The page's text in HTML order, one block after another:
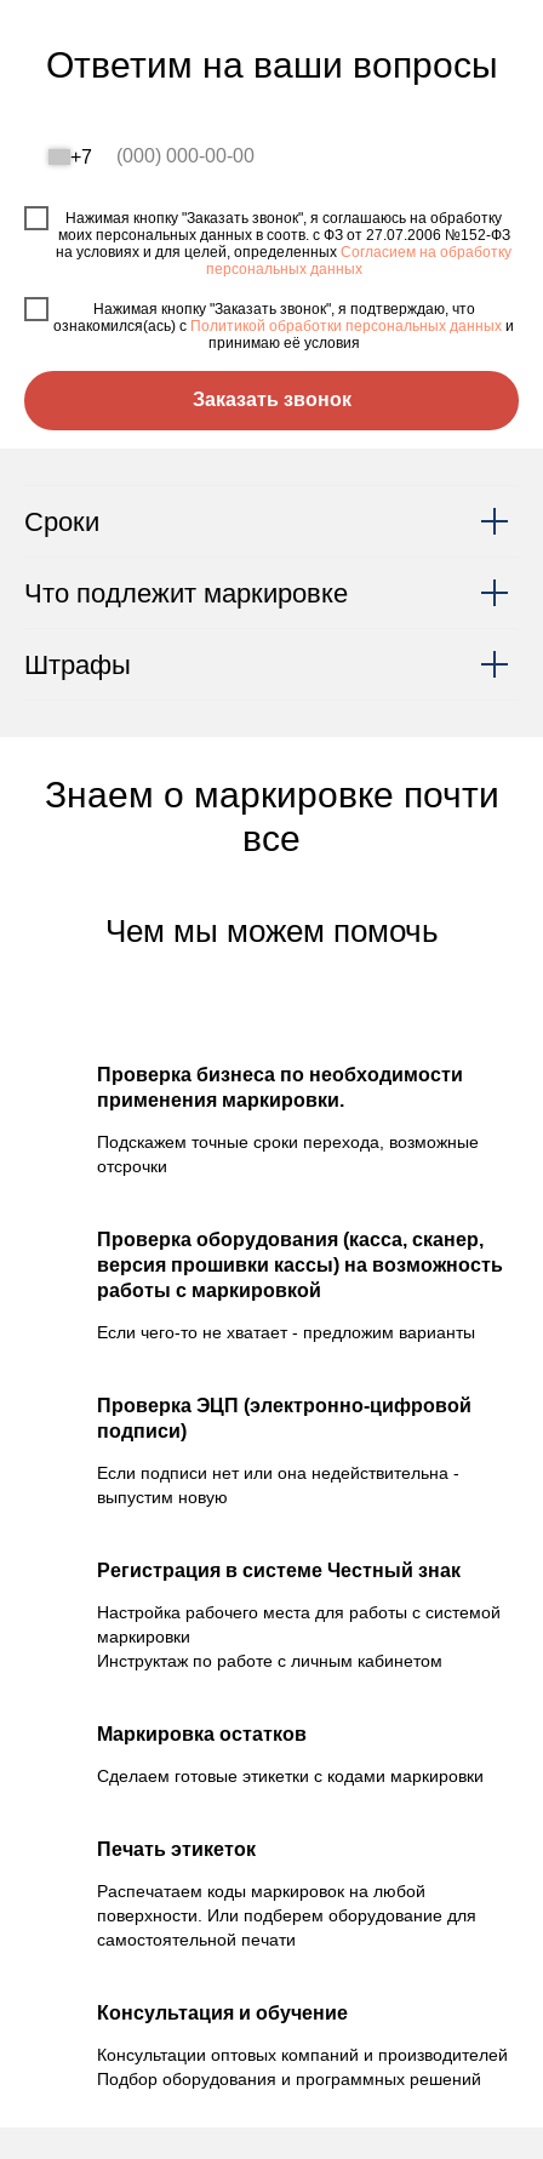
Ответим на ваши вопросы
+7
Нажимая кнопку "Заказать звонок", я соглашаюсь на обработку
моих персональных данных в соотв. с ФЗ от 27.07.2006 №152-ФЗ
на условиях и для целей, определенных Согласием на обработку
персональных данных
Нажимая кнопку "Заказать звонок", я подтверждаю, что
ознакомился(ась) с Политикой обработки персональных данных и
принимаю её условия
Заказать звонок
Сроки
Что подлежит маркировке
Штрафы
Знаем о маркировке почти
все
Чем мы можем помочь
Проверка бизнеса по необходимости
применения маркировки.
Подскажем точные сроки перехода, возможные
отсрочки
Проверка оборудования (касса, сканер,
версия прошивки кассы) на возможность
работы с маркировкой
Если чего-то не хватает - предложим варианты
Проверка ЭЦП (электронно-цифровой
подписи)
Если подписи нет или она недействительна -
выпустим новую
Регистрация в системе Честный знак
Настройка рабочего места для работы с системой
маркировки
Инструктаж по работе с личным кабинетом
Маркировка остатков
Сделаем готовые этикетки с кодами маркировки
Печать этикеток
Распечатаем коды маркировок на любой
поверхности. Или подберем оборудование для
самостоятельной печати
Консультация и обучение
Консультации оптовых компаний и производителей
Подбор оборудования и программных решений